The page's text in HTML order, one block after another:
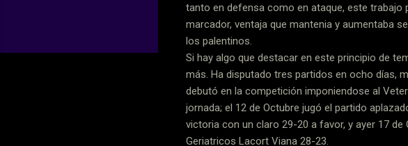
tanto en defensa como en ataque, este
marcador, ventaja que mantenia y aumentaba
los palentinos.
Si hay algo que destacar en este principio de
más. Ha disputado tres partidos en ocho días,
debutó en la competición imponiendose al
jornada; el 12 de Octubre jugó el partido
victoria con un claro 29-20 a favor, y ayer 17
Geriatricos Lacort Viana 28-23.